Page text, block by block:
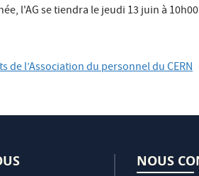
l'AG se tiendra le jeudi 13 juin à
de l’Association du personnel du CERN
NOUS